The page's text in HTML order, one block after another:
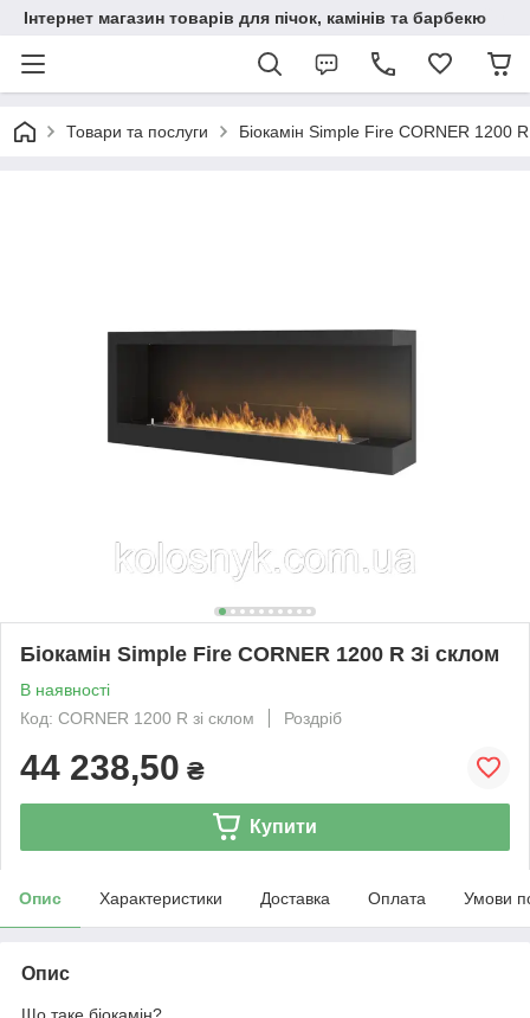
Інтернет магазин товарів для пічок, камінів та барбекю
Товари та послуги Біокамін Simple Fire CORNER 1200
Біокамін Simple Fire CORNER 1200 R Зі склом
В наявності
Код: CORNER 1200 R зі склом
Роздріб
44 238,50 ₴
Купити
Опис Характеристики Доставка Оплата Умови
Опис
Що таке біокамін?